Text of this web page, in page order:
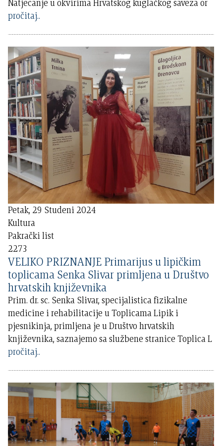
Natjecanje u okvirima Hrvatskog kuglačkog saveza or
pročitaj..
Petak, 29 Studeni 2024
Kultura
Pakrački list
2273
VELIKO PRIZNANJE Primarijus u lipičkim
toplicama Senka Slivar primljena u Društvo
hrvatskih književnika
Prim. dr. sc. Senka Slivar, specijalistica fizikalne
medicine i rehabilitacije u Toplicama Lipik i
pjesnikinja, primljena je u Društvo hrvatskih
književnika, saznajemo sa službene stranice Toplica L
pročitaj..